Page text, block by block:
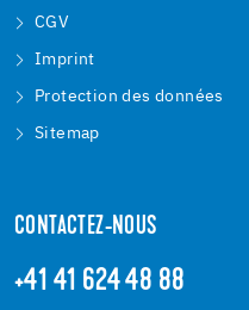
CGV
Imprint
Protection des données
Sitemap
CONTACTEZ-NOUS
+41 41 624 48 88